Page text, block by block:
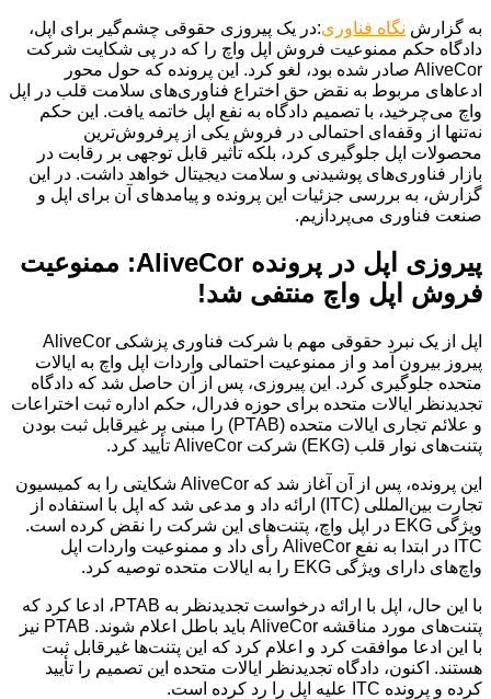
به گزارش نگاه فناوری:در یک پیروزی حقوقی چشم‌گیر برای اپل،
دادگاه حکم ممنوعیت فروش اپل واچ را که در پی شکایت شرکت
AliveCor صادر شده بود، لغو کرد. این پرونده که حول محور
ادعاهای مربوط به نقض حق اختراع فناوری‌های سلامت قلب در اپل
واچ می‌چرخید، با تصمیم دادگاه به نفع اپل خاتمه یافت. این حکم
نه‌تنها از وقفه‌ای احتمالی در فروش یکی از پرفروش‌ترین
محصولات اپل جلوگیری کرد، بلکه تأثیر قابل توجهی بر رقابت در
بازار فناوری‌های پوشیدنی و سلامت دیجیتال خواهد داشت. در این
گزارش، به بررسی جزئیات این پرونده و پیامدهای آن برای اپل و
صنعت فناوری می‌پردازیم.
پیروزی اپل در پرونده AliveCor: ممنوعیت
فروش اپل واچ منتفی شد!
اپل از یک نبرد حقوقی مهم با شرکت فناوری پزشکی AliveCor
پیروز بیرون آمد و از ممنوعیت احتمالی واردات اپل واچ به ایالات
متحده جلوگیری کرد. این پیروزی، پس از آن حاصل شد که دادگاه
تجدیدنظر ایالات متحده برای حوزه فدرال، حکم اداره ثبت اختراعات
و علائم تجاری ایالات متحده (PTAB) را مبنی بر غیرقابل ثبت بودن
پتنت‌های نوار قلب (EKG) شرکت AliveCor تأیید کرد.
این پرونده، پس از آن آغاز شد که AliveCor شکایتی را به کمیسیون
تجارت بین‌المللی (ITC) ارائه داد و مدعی شد که اپل با استفاده از
ویژگی EKG در اپل واچ، پتنت‌های این شرکت را نقض کرده است.
ITC در ابتدا به نفع AliveCor رأی داد و ممنوعیت واردات اپل
واچ‌های دارای ویژگی EKG را به ایالات متحده توصیه کرد.
با این حال، اپل با ارائه درخواست تجدیدنظر به PTAB، ادعا کرد که
پتنت‌های مورد مناقشه AliveCor باید باطل اعلام شوند. PTAB نیز
با این ادعا موافقت کرد و اعلام کرد که این پتنت‌ها غیرقابل ثبت
هستند. اکنون، دادگاه تجدیدنظر ایالات متحده این تصمیم را تأیید
کرده و پرونده ITC علیه اپل را رد کرده است.